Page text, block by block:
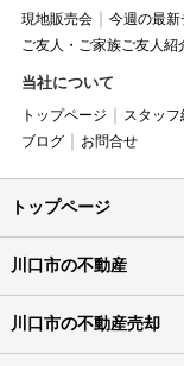
現地販売会
今週の最新
ご友人・ご家族ご友人紹
当社について
トップページ スタッフ
ブログ
お問合せ
トップページ
川口市の不動産
川口市の不動産売却